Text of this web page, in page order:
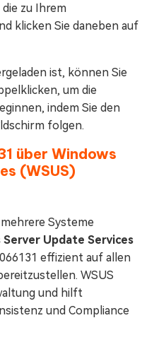
die zu Ihrem
klicken Sie daneben auf
ist, können Sie
um die
indem Sie den
folgen.
über Windows
(WSUS)
Systeme
Server Update Services
effizient auf allen
WSUS
und hilft
und Compliance